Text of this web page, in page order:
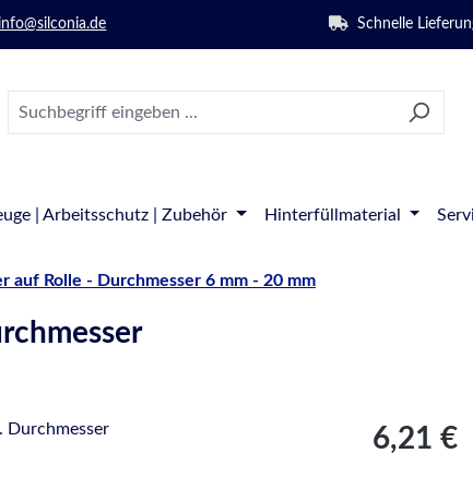
Schnelle
| Arbeitsschutz | Zubehör Hinterfüllmaterial
auf Rolle - Durchmesser 6 mm - 20 mm
Regulärer
6,21 €